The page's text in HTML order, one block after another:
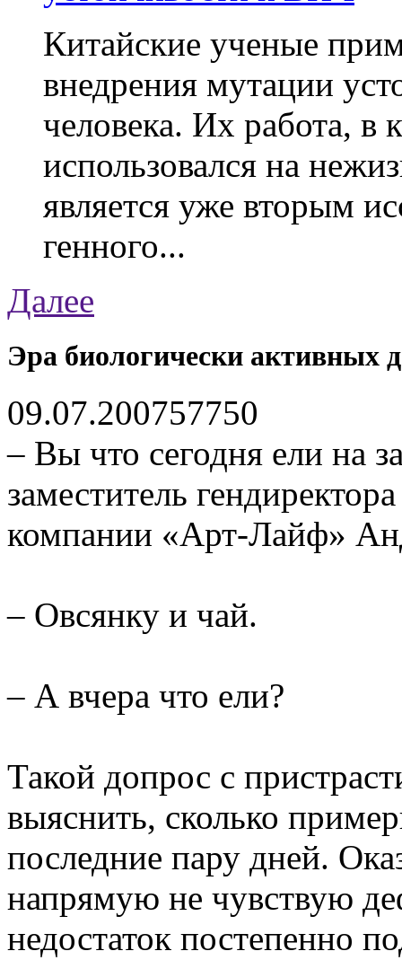
Китайские ученые
внедрения мутации
человека. Их работа, в
использовался на
является уже вторым
генного...
Далее
Эра биологически активных
09.07.200757750
– Вы что сегодня ели на
заместитель
компании «Арт-Лайф»
– Овсянку и чай.
– А вчера что ели?
Такой допрос с
выяснить, сколько
последние пару дней.
напрямую не чувствую
недостаток постепенно